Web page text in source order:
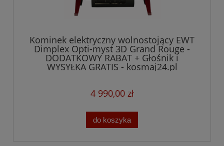
Kominek elektryczny wolnostojący EWT
Dimplex Opti-myst 3D Grand Rouge -
DODATKOWY RABAT + Głośnik i
WYSYŁKA GRATIS - kosmaj24.pl
4 990,00 zł
do koszyka